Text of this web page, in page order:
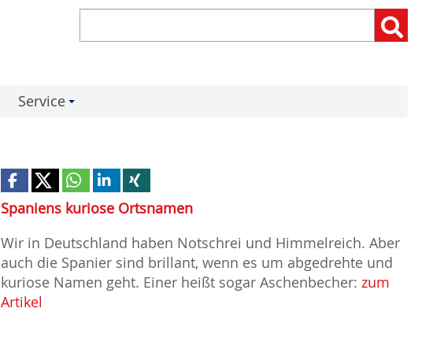
Suchen:
Service
Spaniens kuriose Ortsnamen
Wir in Deutschland haben Notschrei und Himmelreich. Aber
auch die Spanier sind brillant, wenn es um abgedrehte und
kuriose Namen geht. Einer heißt sogar Aschenbecher: zum
Artikel